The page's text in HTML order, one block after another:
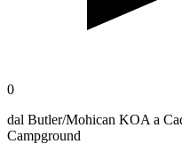
0
dal Butler/Mohican KOA a
Campground